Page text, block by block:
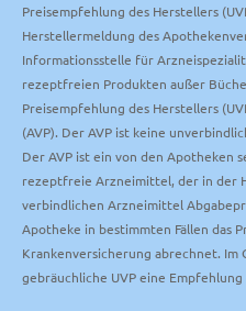
Preisempfehlung des Herstellers
Herstellermeldung des
Informationsstelle für
rezeptfreien Produkten außer
Preisempfehlung des Herstellers
(AVP). Der AVP ist keine
Der AVP ist ein von den Apotheken
rezeptfreie Arzneimittel, der in der
verbindlichen Arzneimittel
Apotheke in bestimmten Fällen das
Krankenversicherung abrechnet. Im
gebräuchliche UVP eine